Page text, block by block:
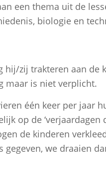
een thema uit de
biologie en
hij/zij trakteren aan de
maar is niet verplicht.
één keer per jaar
op de ‘verjaardagen
de kinderen
gegeven, we draaien